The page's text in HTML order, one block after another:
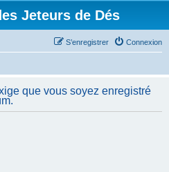
Jeteurs de Dés
Connexion
S’enregistrer
que vous soyez enregistré